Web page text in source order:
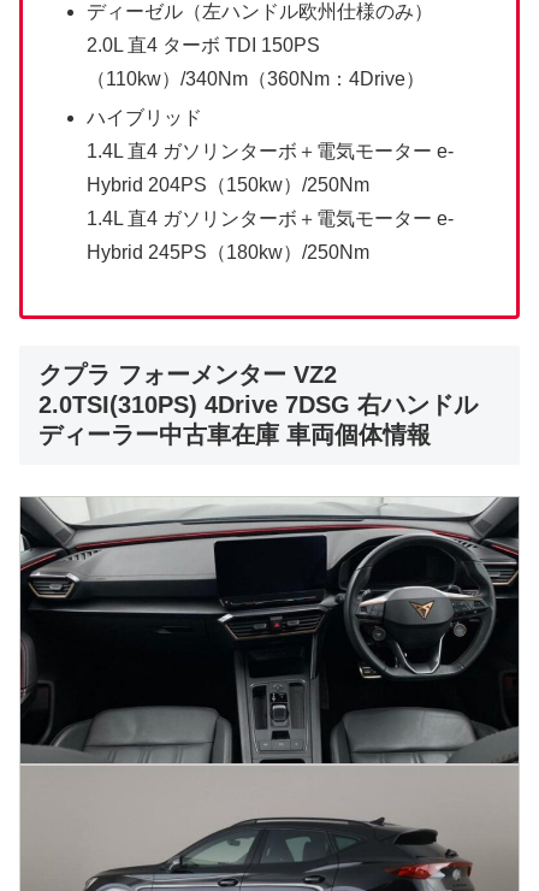
ディーゼル（左ハンドル欧州仕様のみ）
2.0L 直4 ターボ TDI 150PS
（110kw）/340Nm（360Nm：4Drive）
ハイブリッド
1.4L 直4 ガソリンターボ＋電気モーター e-
Hybrid 204PS（150kw）/250Nm
1.4L 直4 ガソリンターボ＋電気モーター e-
Hybrid 245PS（180kw）/250Nm
クプラ フォーメンター VZ2
2.0TSI(310PS) 4Drive 7DSG 右ハンドル
ディーラー中古車在庫 車両個体情報